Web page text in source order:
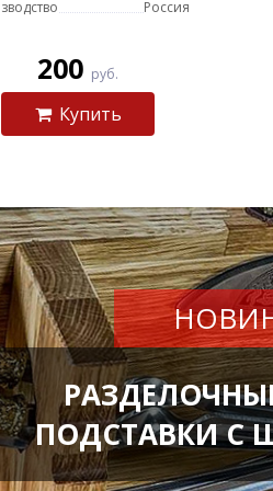
Россия
200 руб.
Купить
ПОДСТАВКИ С